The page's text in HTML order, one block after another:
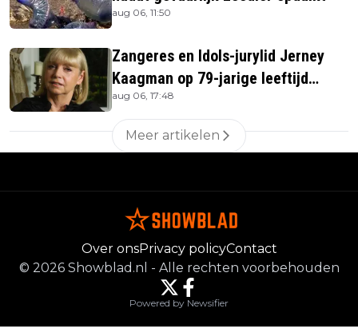
aug 06, 11:50
Zangeres en Idols-jurylid Jerney
Kaagman op 79-jarige leeftijd
overleden
aug 06, 17:48
Meer artikelen
Over onsPrivacy policyContact
© 2026 Showblad.nl - Alle rechten voorbehouden
Powered by Newsifier